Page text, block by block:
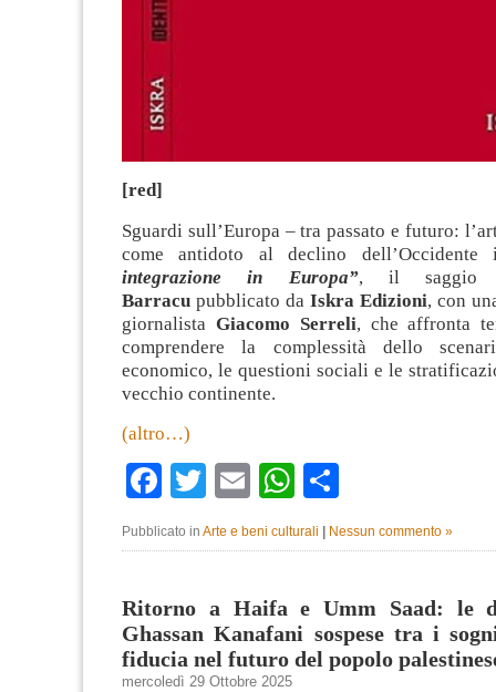
[red]
Sguardi sull’Europa – tra passato e futuro:
come antidoto al declino
integrazione in Europa”, il
Barracu pubblicato da Iskra Edizioni, con
giornalista Giacomo Serreli, che affronta
comprendere la complessità dello
economico, le questioni sociali e le
vecchio continente.
(altro…)
Facebook
TwitterEmailWhatsApp
Pubblicato in Arte e beni culturali Nessun commento »
Ritorno a Haifa e Umm Saad: le
Ghassan Kanafani sospese tra i
fiducia nel futuro del popolo
mercoledì 29 Ottobre 2025